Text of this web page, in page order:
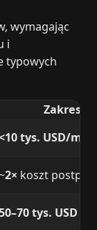
wymagając
i
typowych
Zakres
tys. USD/min
2× koszt
tys. USD